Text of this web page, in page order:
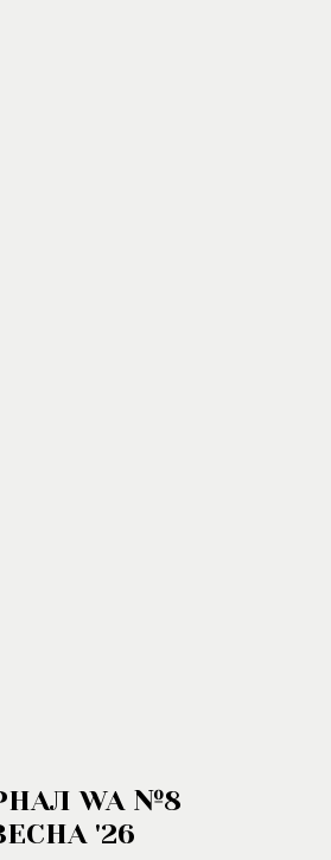
WA №8
'26